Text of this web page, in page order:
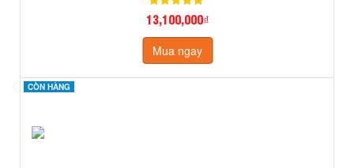
13,100,000₫
Mua ngay
CÒN HÀNG
CÒN HÀNG